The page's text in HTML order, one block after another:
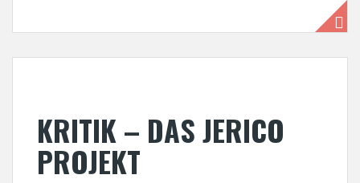
KRITIK – DAS JERICO
PROJEKT